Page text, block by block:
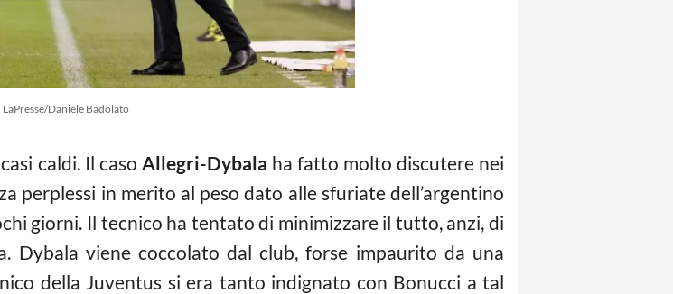
LaPresse/Daniele Badolato
caldi. Il caso Allegri-Dybala ha fatto molto discutere nei
perplessi in merito al peso dato alle sfuriate dell’argentino
giorni. Il tecnico ha tentato di minimizzare il tutto, anzi, di
Dybala viene coccolato dal club, forse impaurito da una
della Juventus si era tanto indignato con Bonucci a tal